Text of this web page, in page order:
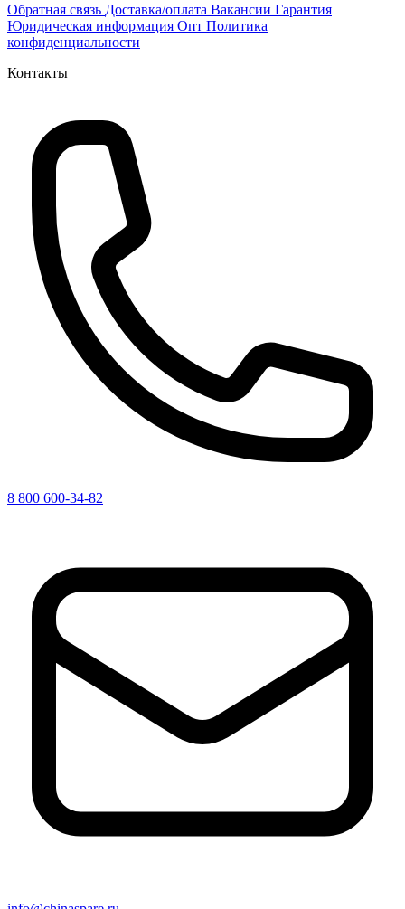
Обратная связь Доставка/оплата Вакансии Гарантия
Юридическая информация Опт Политика
конфиденциальности
Контакты
8 800 600-34-82